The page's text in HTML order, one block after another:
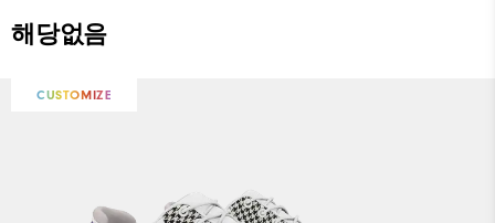
해당없음
CUSTOMIZE